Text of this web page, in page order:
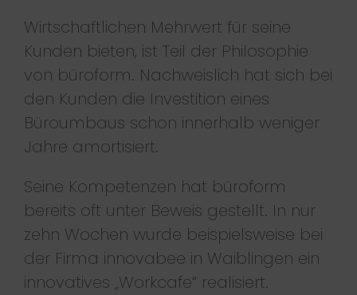
Wirtschaftlichen Mehrwert für seine
Kunden bieten, ist Teil der Philosophie
von büroform. Nachweislich hat sich bei
den Kunden die Investition eines
Büroumbaus schon innerhalb weniger
Jahre amortisiert.
Seine Kompetenzen hat büroform
bereits oft unter Beweis gestellt. In nur
zehn Wochen wurde beispielsweise bei
der Firma innovabee in Waiblingen ein
innovatives „Workcafe“ realisiert.